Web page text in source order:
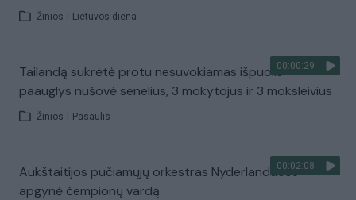
Žinios Lietuvos diena
00:00:29
Tailandą sukrėtė protu nesuvokiamas išpuolis:
paauglys nušovė senelius, 3 mokytojus ir 3 moksleivius
Žinios Pasaulis
00:02:08
Aukštaitijos pučiamųjų orkestras Nyderlanduose
apgynė čempionų vardą